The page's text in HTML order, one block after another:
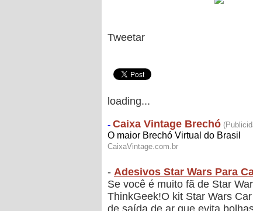
Tweetar
loading...
- Adesivos Star Wars Para
Se você é muito fã de Star
ThinkGeek!O kit Star Wars